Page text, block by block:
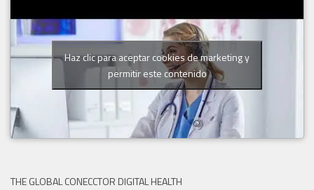
Haz clic para aceptar cookies de marketing y
permitir este contenido
THE GLOBAL CONECCTOR DIGITAL HEALTH